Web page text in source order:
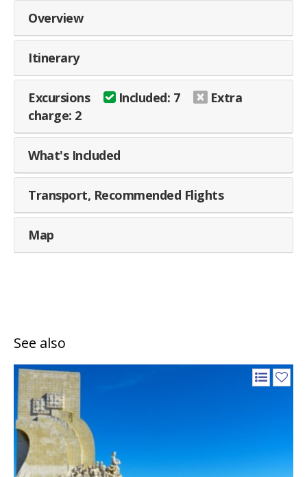
Overview
Itinerary
Excursions Included: 7
Extra
charge: 2
What's Included
Transport, Recommended Flights
Map
See also